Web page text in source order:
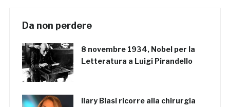
Da non perdere
8 novembre 1934, Nobel per la
Letteratura a Luigi Pirandello
Ilary Blasi ricorre alla chirurgia